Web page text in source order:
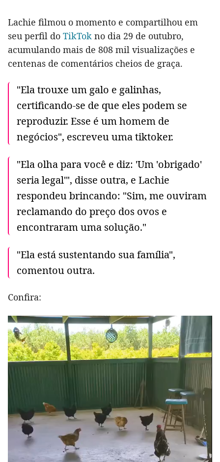
Lachie filmou o momento e compartilhou em
seu perfil do TikTok no dia 29 de outubro,
acumulando mais de 808 mil visualizações e
centenas de comentários cheios de graça.
"Ela trouxe um galo e galinhas,
certificando-se de que eles podem se
reproduzir. Esse é um homem de
negócios", escreveu uma tiktoker.
"Ela olha para você e diz: 'Um 'obrigado'
seria legal'", disse outra, e Lachie
respondeu brincando: "Sim, me ouviram
reclamando do preço dos ovos e
encontraram uma solução."
"Ela está sustentando sua família",
comentou outra.
Confira: